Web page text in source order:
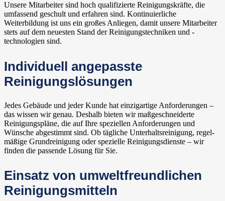
Unsere Mitarbeiter sind hoch qualifizierte Reinigungskräfte, die
umfassend geschult und erfahren sind. Kontinuierliche
Weiterbildung ist uns ein großes Anliegen, damit unsere Mitarbeiter
stets auf dem neuesten Stand der Reinigungstechniken und -
technologien sind.
Individuell angepasste
Reinigungslösungen
Jedes Gebäude und jeder Kunde hat einzigartige Anforderungen –
das wissen wir genau. Deshalb bieten wir maßgeschneiderte
Reinigungspläne, die auf Ihre speziellen Anforderungen und
Wünsche abgestimmt sind. Ob tägliche Unterhaltsreinigung, regel-
mäßige Grundreinigung oder spezielle Reinigungsdienste – wir
finden die passende Lösung für Sie.
Einsatz von umweltfreundlichen
Reinigungsmitteln